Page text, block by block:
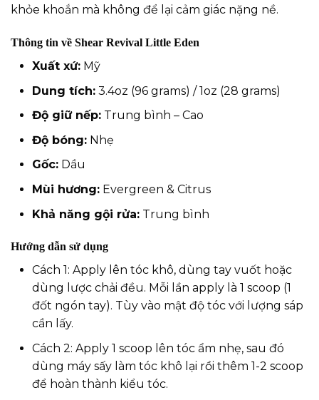
khỏe khoắn mà không để lại cảm giác nặng nề.
Thông tin về Shear Revival Little Eden
Xuất xứ: Mỹ
Dung tích: 3.4oz (96 grams) / 1oz (28 grams)
Độ giữ nếp: Trung bình – Cao
Độ bóng: Nhẹ
Gốc: Dầu
Mùi hương: Evergreen & Citrus
Khả năng gội rửa: Trung bình
Hướng dẫn sử dụng
Cách 1: Apply lên tóc khô, dùng tay vuốt hoặc
dùng lược chải đều. Mỗi lần apply là 1 scoop (1
đốt ngón tay). Tùy vào mật độ tóc với lượng sáp
cần lấy.
Cách 2: Apply 1 scoop lên tóc ẩm nhẹ, sau đó
dùng máy sấy làm tóc khô lại rồi thêm 1-2 scoop
để hoàn thành kiểu tóc.